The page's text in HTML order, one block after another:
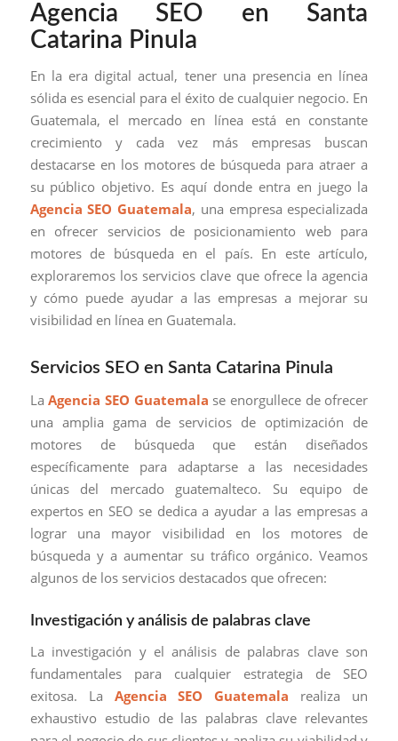
Agencia SEO en Santa
Catarina Pinula
En la era digital actual, tener una presencia en línea
sólida es esencial para el éxito de cualquier negocio. En
Guatemala, el mercado en línea está en constante
crecimiento y cada vez más empresas buscan
destacarse en los motores de búsqueda para atraer a
su público objetivo. Es aquí donde entra en juego la
Agencia SEO Guatemala, una empresa especializada
en ofrecer servicios de posicionamiento web para
motores de búsqueda en el país. En este artículo,
exploraremos los servicios clave que ofrece la agencia
y cómo puede ayudar a las empresas a mejorar su
visibilidad en línea en Guatemala.
Servicios SEO en Santa Catarina Pinula
LaAgencia SEO Guatemala se enorgullece de ofrecer
una amplia gama de servicios de optimización de
motores de búsqueda que están diseñados
específicamente para adaptarse a las necesidades
únicas del mercado guatemalteco. Su equipo de
expertos en SEO se dedica a ayudar a las empresas a
lograr una mayor visibilidad en los motores de
búsqueda y a aumentar su tráfico orgánico. Veamos
algunos de los servicios destacados que ofrecen:
Investigación y análisis de palabras clave
La investigación y el análisis de palabras clave son
fundamentales para cualquier estrategia de SEO
exitosa. La Agencia SEO Guatemala realiza un
exhaustivo estudio de las palabras clave relevantes